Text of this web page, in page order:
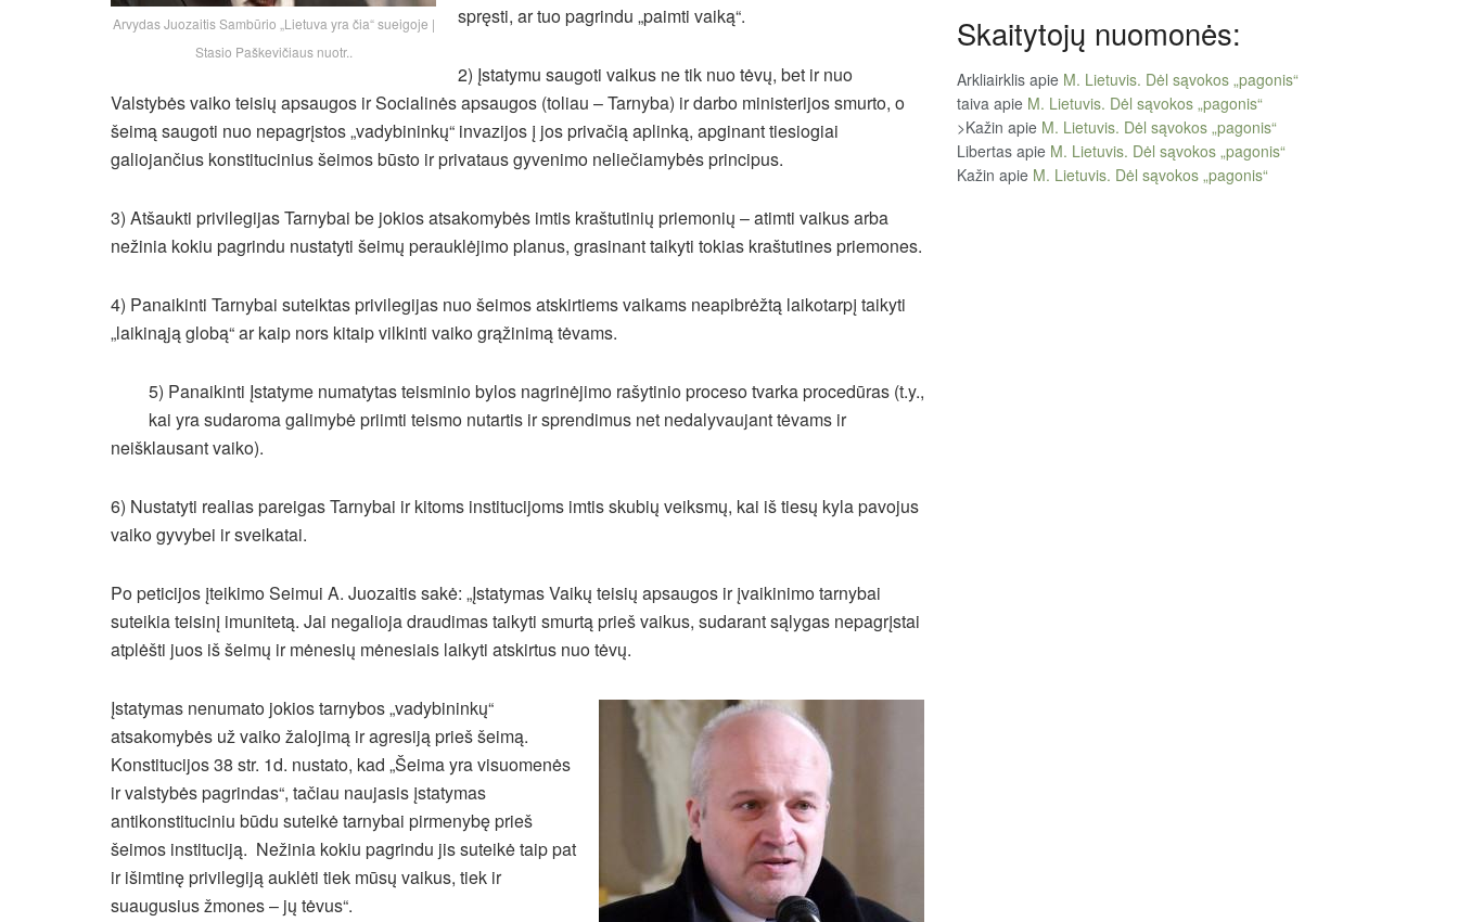
Arvydas Juozaitis Sambūrio „Lietuva yra čia“ sueigoje |
Stasio Paškevičiaus nuotr..
spręsti, ar tuo pagrindu „paimti vaiką“.
2) Įstatymu saugoti vaikus ne tik nuo tėvų, bet ir nuo
Valstybės vaiko teisių apsaugos ir Socialinės apsaugos (toliau – Tarnyba) ir darbo ministerijos smurto, o
šeimą saugoti nuo nepagrįstos „vadybininkų“ invazijos į jos privačią aplinką, apginant tiesiogiai
galiojančius konstitucinius šeimos būsto ir privataus gyvenimo neliečiamybės principus.
3) Atšaukti privilegijas Tarnybai be jokios atsakomybės imtis kraštutinių priemonių – atimti vaikus arba
nežinia kokiu pagrindu nustatyti šeimų perauklėjimo planus, grasinant taikyti tokias kraštutines priemones.
4) Panaikinti Tarnybai suteiktas privilegijas nuo šeimos atskirtiems vaikams neapibrėžtą laikotarpį taikyti
„laikinąją globą“ ar kaip nors kitaip vilkinti vaiko grąžinimą tėvams.
5) Panaikinti Įstatyme numatytas teisminio bylos nagrinėjimo rašytinio proceso tvarka procedūras (t.y.,
kai yra sudaroma galimybė priimti teismo nutartis ir sprendimus net nedalyvaujant tėvams ir
neišklausant vaiko).
6) Nustatyti realias pareigas Tarnybai ir kitoms institucijoms imtis skubių veiksmų, kai iš tiesų kyla pavojus
vaiko gyvybei ir sveikatai.
Po peticijos įteikimo Seimui A. Juozaitis sakė: „Įstatymas Vaikų teisių apsaugos ir įvaikinimo tarnybai
suteikia teisinį imunitetą. Jai negalioja draudimas taikyti smurtą prieš vaikus, sudarant sąlygas nepagrįstai
atplėšti juos iš šeimų ir mėnesių mėnesiais laikyti atskirtus nuo tėvų.
Įstatymas nenumato jokios tarnybos „vadybininkų“
atsakomybės už vaiko žalojimą ir agresiją prieš šeimą.
Konstitucijos 38 str. 1d. nustato, kad „Šeima yra visuomenės
ir valstybės pagrindas“, tačiau naujasis įstatymas
antikonstituciniu būdu suteikė tarnybai pirmenybę prieš
šeimos instituciją. Nežinia kokiu pagrindu jis suteikė taip pat
ir išimtinę privilegiją auklėti tiek mūsų vaikus, tiek ir
suaugusius žmones – jų tėvus“.
Skaitytojų nuomonės:
Arkliairklis apie M. Lietuvis. Dėl sąvokos „pagonis“
taiva apie M. Lietuvis. Dėl sąvokos „pagonis“
>Kažin apie M. Lietuvis. Dėl sąvokos „pagonis“
Libertas apie M. Lietuvis. Dėl sąvokos „pagonis“
Kažin apie M. Lietuvis. Dėl sąvokos „pagonis“